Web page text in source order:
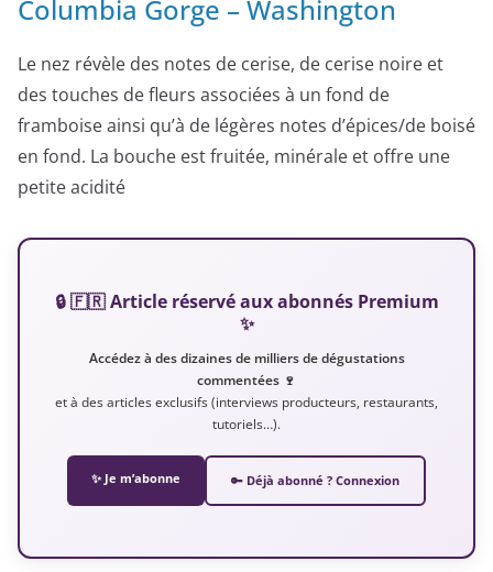
Columbia Gorge – Washington
Le nez révèle des notes de cerise, de cerise noire et
des touches de fleurs associées à un fond de
framboise ainsi qu’à de légères notes d’épices/de boisé
en fond. La bouche est fruitée, minérale et offre une
petite acidité
🔒 🇫🇷 Article réservé aux abonnés Premium
✨
Accédez à des dizaines de milliers de dégustations
commentées 🍷
et à des articles exclusifs (interviews producteurs, restaurants,
tutoriels…).
✨ Je m’abonne 🔑 Déjà abonné ? Connexion